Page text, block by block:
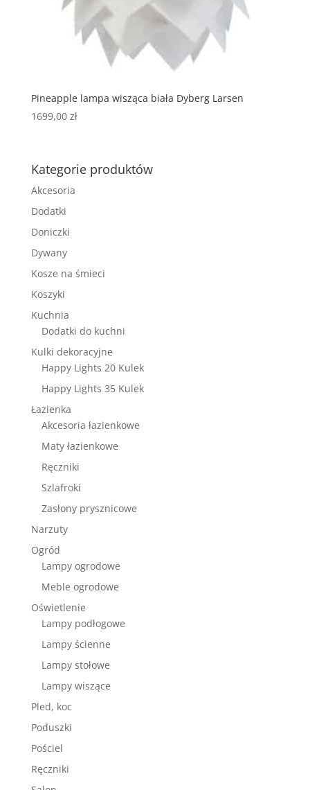
Pineapple lampa wisząca biała Dyberg Larsen
1699,00 zł
Kategorie produktów
Akcesoria
Dodatki
Doniczki
Dywany
Kosze na śmieci
Koszyki
Kuchnia
Dodatki do kuchni
Kulki dekoracyjne
Happy Lights 20 Kulek
Happy Lights 35 Kulek
Łazienka
Akcesoria łazienkowe
Maty łazienkowe
Ręczniki
Szlafroki
Zasłony prysznicowe
Narzuty
Ogród
Lampy ogrodowe
Meble ogrodowe
Oświetlenie
Lampy podłogowe
Lampy ścienne
Lampy stołowe
Lampy wiszące
Pled, koc
Poduszki
Pościel
Ręczniki